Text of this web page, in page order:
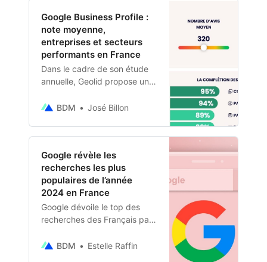
Google Business Profile :
note moyenne,
entreprises et secteurs
performants en France
Dans le cadre de son étude
annuelle, Geolid propose un
d’établissement Google en
BDM José Billon
Google révèle les
recherches les plus
populaires de l’année
2024 en France
Google dévoile le top des
recherches des Français par
personnalités publiques,
BDM Estelle Raffin